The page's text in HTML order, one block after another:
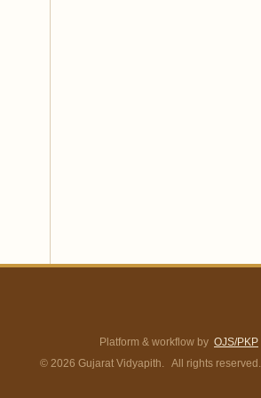
Platform & workflow by OJS/PKP
© 2026 Gujarat Vidyapith. All rights reserved.